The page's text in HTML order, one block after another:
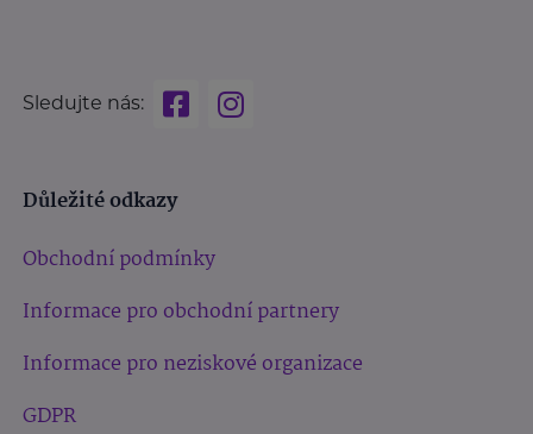
Sledujte nás:
Důležité odkazy
Obchodní podmínky
Informace pro obchodní partnery
Informace pro neziskové organizace
GDPR